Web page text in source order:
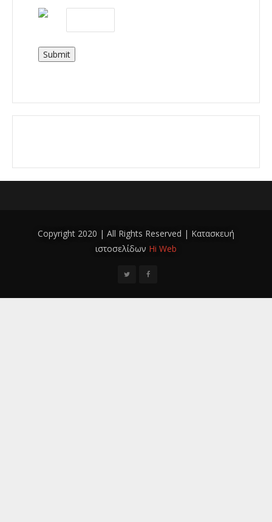
Submit
Copyright 2020 | All Rights Reserved | Κατασκευή
ιστοσελίδων Hi Web